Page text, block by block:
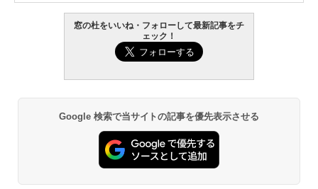
窓の杜をいいね・フォローして最新記事をチ
ェック！
Google 検索で当サイトの記事を優先表示させる